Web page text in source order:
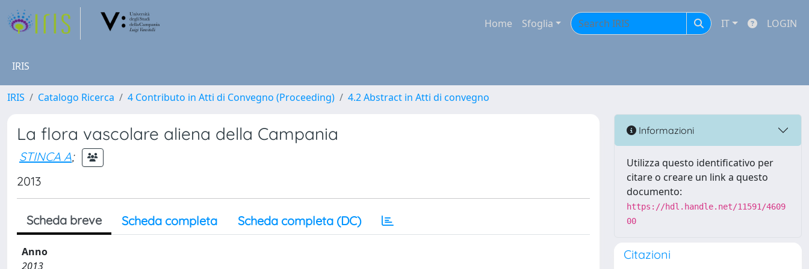
Home Sfoglia IT LOGIN
IRIS
IRIS Catalogo Ricerca 4 Contributo in Atti di Convegno (Proceeding) 4.2 Abstract in Atti di convegno
La flora vascolare aliena della Campania
STINCA A;
2013
Scheda breve Scheda completa Scheda completa (DC)
Anno
2013
Informazioni
Utilizza questo identificativo per
citare o creare un link a questo
documento:
https://hdl.handle.net/11591/4609
00
Citazioni